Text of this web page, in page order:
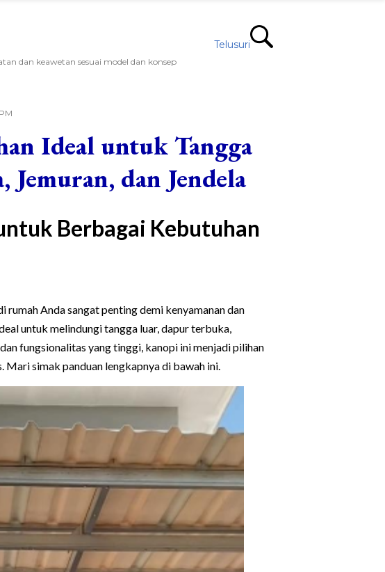
Telusuri
dan keawetan sesuai model dan konsep
Ideal untuk Tangga
dan Jendela
Berbagai Kebutuhan
Anda sangat penting demi kenyamanan dan
untuk melindungi tangga luar, dapur terbuka,
fungsionalitas yang tinggi, kanopi ini menjadi pilihan
simak panduan lengkapnya di bawah ini.